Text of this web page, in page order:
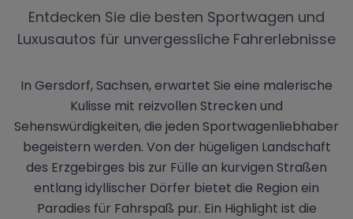
Entdecken Sie die besten Sportwagen und
Luxusautos für unvergessliche Fahrerlebnisse
In Gersdorf, Sachsen, erwartet Sie eine malerische
Kulisse mit reizvollen Strecken und
Sehenswürdigkeiten, die jeden Sportwagenliebhaber
begeistern werden. Von der hügeligen Landschaft
des Erzgebirges bis zur Fülle an kurvigen Straßen
entlang idyllischer Dörfer bietet die Region ein
Paradies für Fahrspaß pur. Ein Highlight ist die